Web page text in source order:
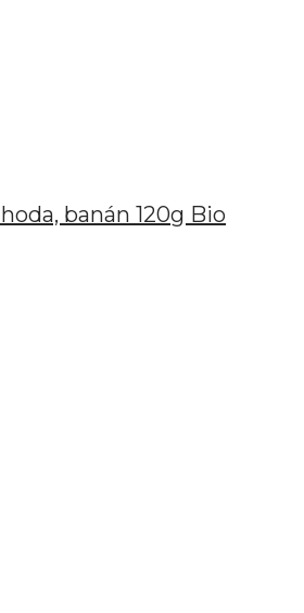
banán 120g Bio